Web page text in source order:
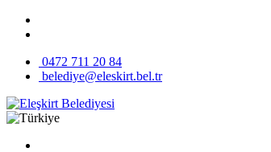
0472 711 20 84
belediye@eleskirt.bel.tr